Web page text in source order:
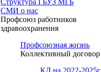
Структура ГБУЗ МГБ
СМИ о нас
Профсоюз работников
здравоохранения
Профсоюзная жизнь
Коллективный договор
КД на 2022-2025г